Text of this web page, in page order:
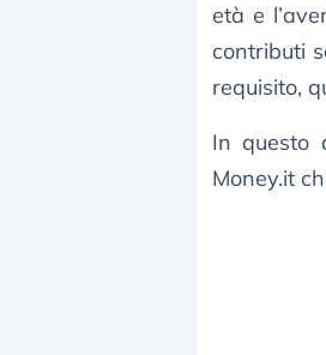
età e
contributi
requisito,
In questo
Money.it